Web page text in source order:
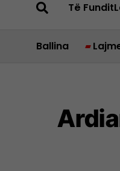
Të Fundit
Ballina